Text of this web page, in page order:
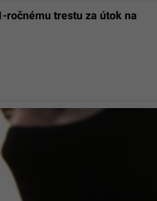
ročnému trestu za útok na